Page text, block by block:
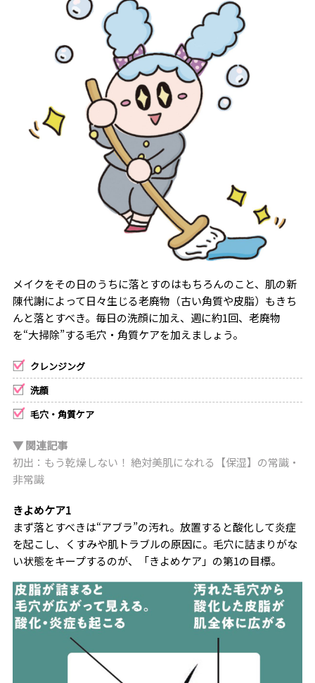
メイクをその日のうちに落とすのはもちろんのこと、肌の新
陳代謝によって日々生じる老廃物（古い角質や皮脂）もきち
んと落とすべき。毎日の洗顔に加え、週に約1回、老廃物
を“大掃除”する毛穴・角質ケアを加えましょう。
クレンジング
洗顔
毛穴・角質ケア
▼ 関連記事
初出：もう乾燥しない！ 絶対美肌になれる【保湿】の常識・
非常識
きよめケア1
まず落とすべきは“アブラ”の汚れ。放置すると酸化して炎症
を起こし、くすみや肌トラブルの原因に。毛穴に詰まりがな
い状態をキープするのが、「きよめケア」の第1の目標。